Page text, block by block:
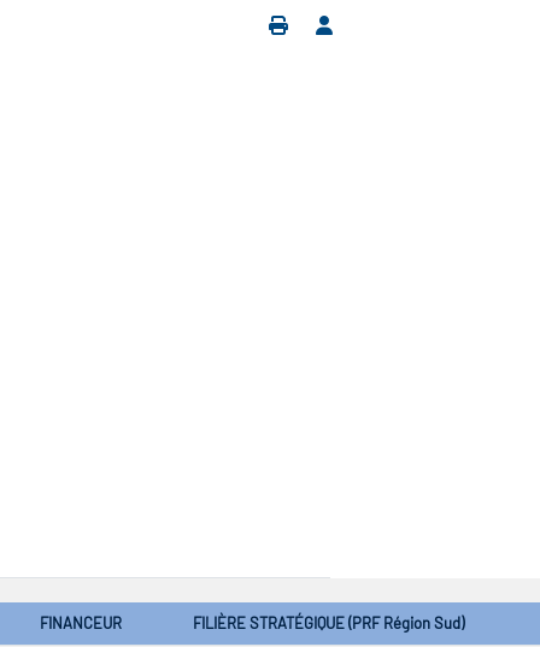
FINANCEUR FILIÈRE STRATÉGIQUE (PRF Région Sud)